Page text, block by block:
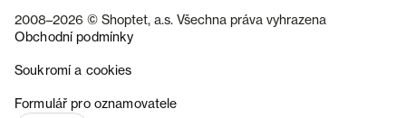
2008–2026 © Shoptet, a.s. Všechna práva vyhrazena
Obchodní podmínky
Soukromí a cookies
Formulář pro oznamovatele